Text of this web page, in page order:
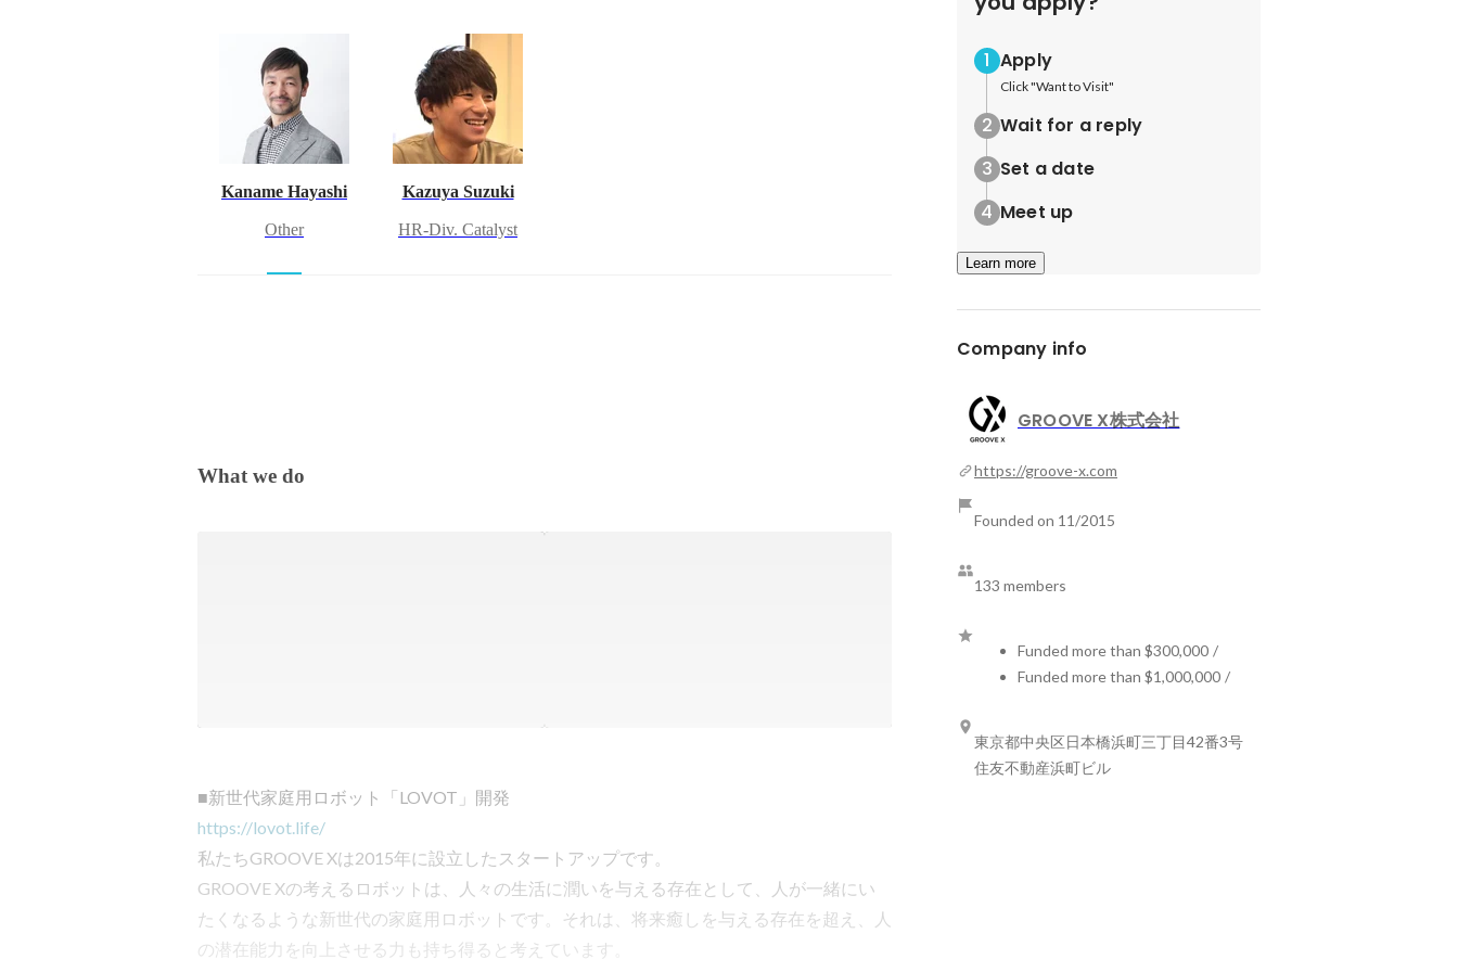
Kaname Hayashi
Other
Kazuya Suzuki
HR-Div. Catalyst
What we do
https://lovot.life/
私たちGROOVE Xは2015年に設立したスタートアップです。
GROOVE Xの考えるロボットは、人々の生活に潤いを与える存在として、人が一緒にい
たくなるような新世代の家庭用ロボットです。それは、将来癒しを与える存在を超え、人
の潜在能力を向上させる力も持ち得ると考えています。
Apply
Click "Want to Visit"
Wait for a reply
Set a date
Meet up
Learn more
Company info
GROOVE X株式会社
https://groove-x.com
Founded on 11/2015
133 members
Funded more than $300,000 /
Funded more than $1,000,000 /
東京都中央区日本橋浜町三丁目42番3号
住友不動産浜町ビル